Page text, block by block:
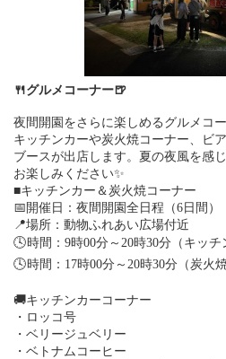
🍴グルメコーナー🍺
夜間開園をさらに楽しめるグルメコ
キッチンカーや炭火焼コーナー、ビ
ブースが出店します。夏の夜風を感
お楽しみください✨
■キッチンカー＆炭火焼コーナー
📅開催日：夜間開園全日程（6日間）
📍場所：動物ふれあい広場付近
🕓時間：9時00分～20時30分（キッチ
🕓時間：17時00分～20時30分（炭火
🚚キッチンカーコーナー
・ロッコ号
・ベリージュベリー
・ベトナムコーヒー